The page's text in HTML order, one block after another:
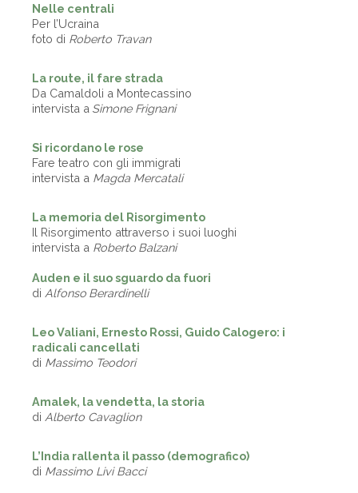
Nelle centrali
Per l’Ucraina
foto di Roberto Travan
La route, il fare strada
Da Camaldoli a Montecassino
intervista a Simone Frignani
Si ricordano le rose
Fare teatro con gli immigrati
intervista a Magda Mercatali
La memoria del Risorgimento
Il Risorgimento attraverso i suoi luoghi
intervista a Roberto Balzani
Auden e il suo sguardo da fuori
di Alfonso Berardinelli
Leo Valiani, Ernesto Rossi, Guido Calogero: i
radicali cancellati
di Massimo Teodori
Amalek, la vendetta, la storia
di Alberto Cavaglion
L’India rallenta il passo (demografico)
di Massimo Livi Bacci